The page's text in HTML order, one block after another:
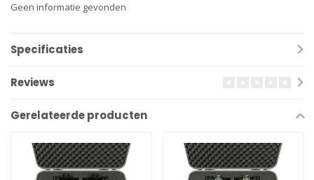
Geen informatie gevonden
Specificaties
Reviews
Gerelateerde producten